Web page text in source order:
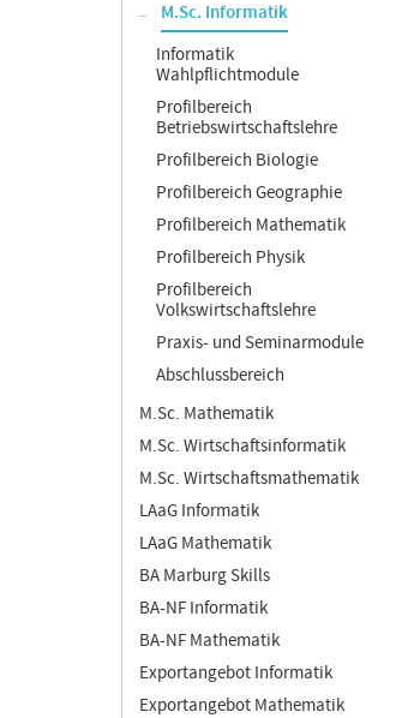
M.Sc. Informatik
Informatik
Wahlpflichtmodule
Profilbereich
Betriebswirtschaftslehre
Profilbereich Biologie
Profilbereich Geographie
Profilbereich Mathematik
Profilbereich Physik
Profilbereich
Volkswirtschaftslehre
Praxis- und Seminarmodule
Abschlussbereich
M.Sc. Mathematik
M.Sc. Wirtschaftsinformatik
M.Sc. Wirtschaftsmathematik
LAaG Informatik
LAaG Mathematik
BA Marburg Skills
BA-NF Informatik
BA-NF Mathematik
Exportangebot Informatik
Exportangebot Mathematik